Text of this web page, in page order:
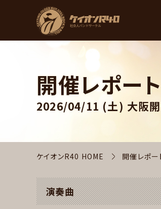
開催レポート
2026/04/11 (土) 大阪
ケイオンR40 HOME 開催レポー
演奏曲